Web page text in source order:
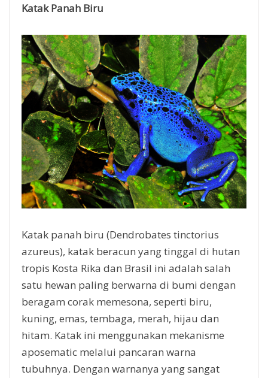
Katak Panah Biru
Katak panah biru (Dendrobates tinctorius
azureus), katak beracun yang tinggal di hutan
tropis Kosta Rika dan Brasil ini adalah salah
satu hewan paling berwarna di bumi dengan
beragam corak memesona, seperti biru,
kuning, emas, tembaga, merah, hijau dan
hitam. Katak ini menggunakan mekanisme
aposematic melalui pancaran warna
tubuhnya. Dengan warnanya yang sangat